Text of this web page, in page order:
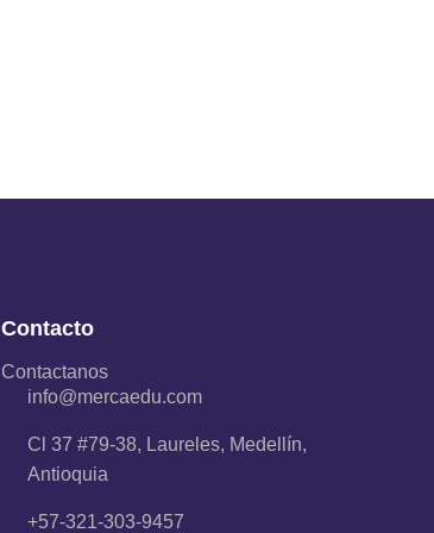
Contacto
Contactanos
info@mercaedu.com
Cl 37 #79-38, Laureles, Medellín,
Antioquia
+57-321-303-9457